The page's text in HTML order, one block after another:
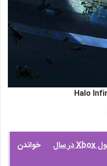
خواندن
چندین بازی معرفی نشده کنسول Xbox در سال